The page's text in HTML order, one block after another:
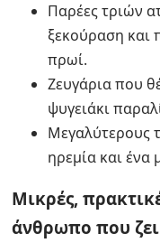
Παρέες τριών
ξεκούραση και
πρωί.
Ζευγάρια που
ψυγειάκι
Μεγαλύτερους
ηρεμία και ένα
Μικρές,
άνθρωπο που